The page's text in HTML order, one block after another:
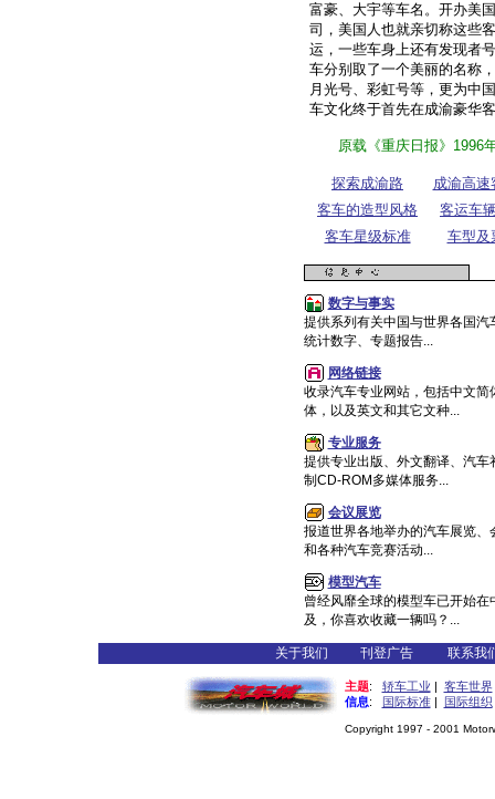
富豪、大宇等车名。开办美
司，美国人也就亲切称这些
运，一些车身上还有发现者
车分别取了一个美丽的名称
月光号、彩虹号等，更为中
车文化终于首先在成渝豪华
原载《重庆日报》 1996
探索成渝路
成渝高速
客车的造型风格
客运车
客车星级标准
车型及
数字与事实
提供系列有关中国与世界各国汽
统计数字、专题报告...
网络链接
收录汽车专业网站，包括中文简
体，以及英文和其它文种...
专业服务
提供专业出版、外文翻译、汽车
制CD-ROM多媒体服务...
会议展览
报道世界各地举办的汽车展览、
和各种汽车竞赛活动...
模型汽车
曾经风靡全球的模型车已开始在
及，你喜欢收藏一辆吗？...
关于我们 刊登广告 联系我
主题: 轿车工业 | 客车世界
信息: 国际标准| 国际组织
Copyright 1997 - 2001